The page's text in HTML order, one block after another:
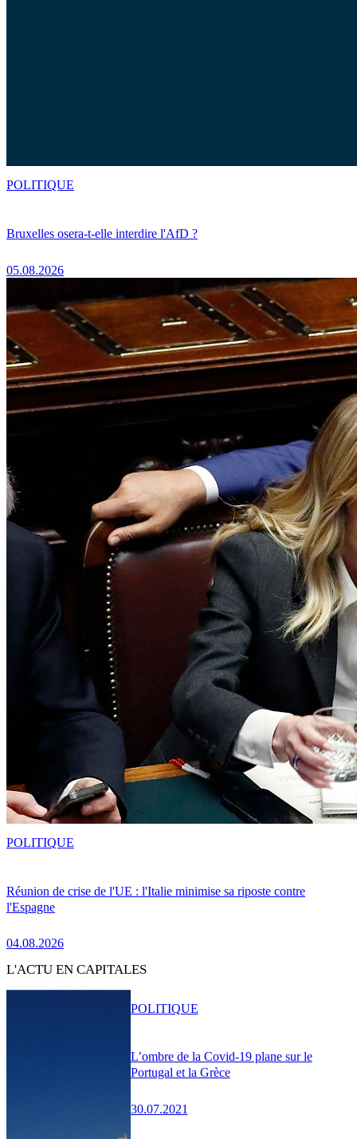
Bruxelles osera-t-elle interdire l'AfD ?
05.08.2026
POLITIQUE
Réunion de crise de l'UE : l'Italie minimise sa riposte contre
l'Espagne
04.08.2026
POLITIQUE
L'ACTU EN CAPITALES
L’ombre de la Covid-19 plane sur le
Portugal et la Grèce
30.07.2021
POLITIQUE